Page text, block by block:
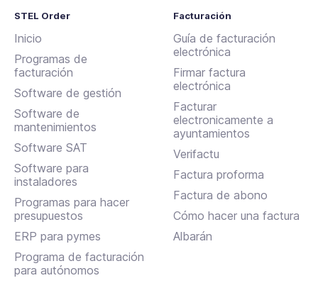
STEL Order
Inicio
Programas de
facturación
Software de gestión
Software de
mantenimientos
Software SAT
Software para
instaladores
Programas para hacer
presupuestos
ERP para pymes
Programa de facturación
para autónomos
Facturación
Guía de facturación
electrónica
Firmar factura
electrónica
Facturar
electronicamente a
ayuntamientos
Verifactu
Factura proforma
Factura de abono
Cómo hacer una factura
Albarán